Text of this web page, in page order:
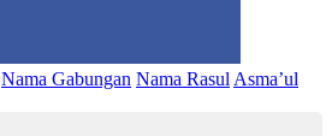
Nama Gabungan Nama Rasul Asma’ul